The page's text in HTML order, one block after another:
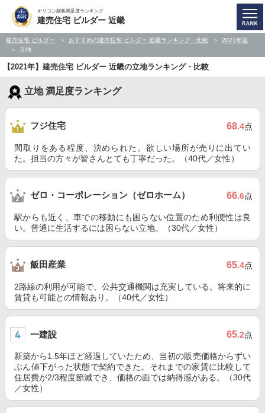
オリコン顧客満足度ランキング
建売住宅 ビルダー 近畿
建売住宅 ビルダー おすすめの建売住宅 ビルダー 近畿ランキング・比較
2021年版
立地
【2021年】建売住宅 ビルダー 近畿の立地ランキング・比較
立地 満足度ランキング
フジ住宅 68.4点
間取りをある程度、決められた。欲しい場所が売りに出てい
た。担当の方々が皆さんとても丁寧だった。（40代／女性）
ゼロ・コーポレーション（ゼロホーム） 66.6点
駅からも近く、車での移動にも困らない位置のため利便性は良
い。普通に生活するには困らない立地。（30代／女性）
飯田産業 65.4点
2路線の利用が可能で、公共交通機関は充実している。将来的に
賃貸も可能との情報あり。（40代／女性）
一建設 65.2点
新築から1.5年ほど経過していたため、当初の販売価格からずい
ぶん値下がった状態で契約できた。それまでの家賃に比較して
住居費が2/3程度節減でき、価格の面では納得感がある。（30代
／女性）